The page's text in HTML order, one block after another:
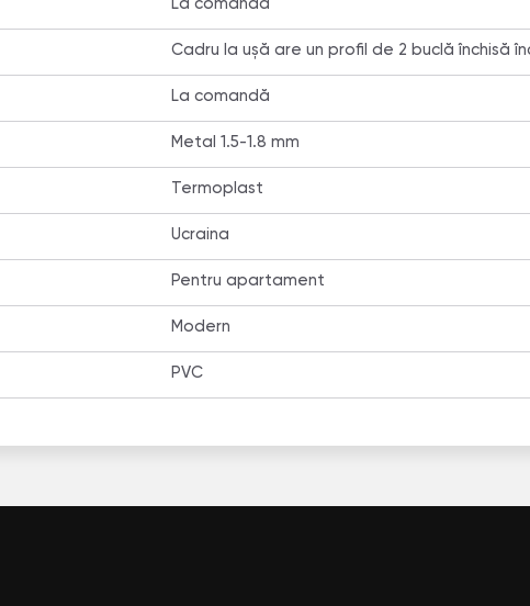
La comanda
Сadru la ușă are un profil de 2 buclă închisă
La comandă
Metal 1.5-1.8 mm
Termoplast
Ucraina
Pentru apartament
Modern
PVC